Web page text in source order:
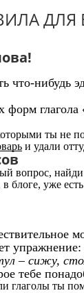
что-нибудь
форм глагола
ты не
и удали
вопрос,
блоге, уже
– сижу,
тебе
глаголы ты